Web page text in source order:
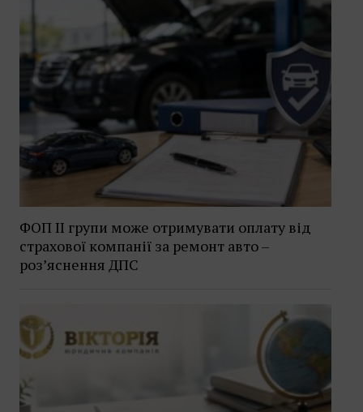
ФОП II групи може отримувати оплату від
страхової компанії за ремонт авто –
роз’яснення ДПС